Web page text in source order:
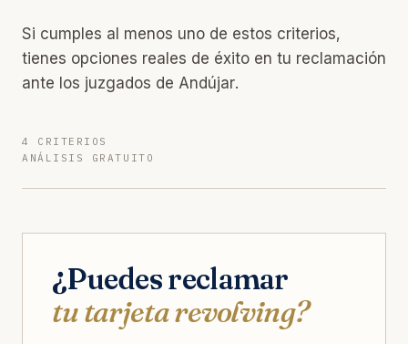
Si cumples al menos uno de estos criterios,
tienes opciones reales de éxito en tu reclamación
ante los juzgados de Andújar.
4 CRITERIOS
ANÁLISIS GRATUITO
¿Puedes reclamar
tu tarjeta revolving?